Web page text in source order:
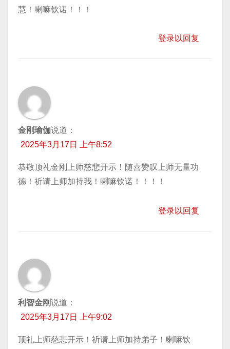
慧！喇嘛钦诺！！！
登录以回复
金刚瑜伽说道：
2025年3月17日 上午8:52
恭敬顶礼金刚上师慈悲开示！随喜赞叹上师无量功
德！祈请上师加持我！喇嘛钦诺！！！！
登录以回复
利智金刚说道：
2025年3月17日 上午9:02
顶礼上师慈悲开示！祈请上师加持弟子！喇嘛钦